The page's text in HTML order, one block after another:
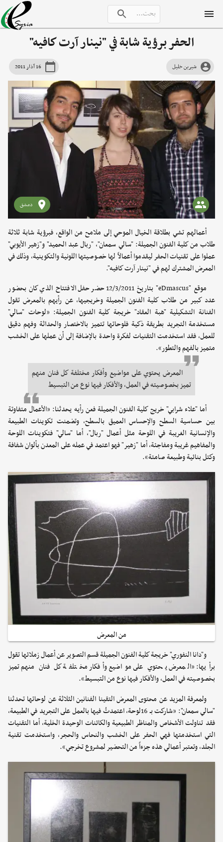
الحفر برؤية شابة في "نينار آرت كافيه"
شيرين خليل 16 آذار 2011
دمشق
أعمالهم تشي بطلاقة الخيال الموحي إلى ملامح من الواقع، فبرؤية شابة ثلاثة
طلاب من كلية الفنون الجميلة: "سالي سمعان"، "ربال عبد الحميد" و"زهير الأيوبي"
عملوا على تقنيات الحفر ليقدموا أعمالاً لها خصوصيتها اللونية والتكوينية، وذلك في
المعرض المشترك لهم في "نينار آرت كافيه".
موقع "eDmascus" بتاريخ 12/3/2011 حضر حفل الافتتاح الذي كان بحضور
عدد كبير من طلاب كلية الفنون الجميلة وخريجيها، عن رأيهم بالمعرض تقول
الفنانة التشكيلية "هبة العقاد" خريجة كلية الفنون الجميلة: «لوحات "سالي"
مستخدمة التجريد بطريقة ذكية فلوحاتها تتميز بالاختصار والحداثة وفهم دقيق
للعمل، فقد استخدمت التقنيات لفكرة واحدة بالإضافة إلى أن عملها على الخشب
متميز بالفهم والتطور».
المعرض يحتوي على مواضيع وأفكار مختلفة كل فنان منهم
تميز بخصوصيته في العمل، والأفكار فيها نوع من التبسيط
أما "علاء شرابي" خريج كلية الفنون الجميلة فعن رأيه يحدثنا: «الأعمال متفاوتة
بين حساسية السطح والإحساس العميق بالسطح، وتضمنت تكوينات الطبيعة
والإنسانية الغريبة في اللوحة مثل أعمال "ربال"، أما "سالي" فتكوينات اللوحة
والمفاهيم غريبة ومفاجئة، أما "زهير" فهو اعتمد في عمله على المعدن بألوان شفافة
وكتل بنائية وطبيعة صامتة».
من المعرض
و"دانا النفوري" خريجة كلية الفنون الجميلة قسم التصوير عن أعمال زملائها تقول
برأيها: «المعرض يحتوي على مواضيع وأفكار مختلفة كل فنان منهم تميز
بخصوصيته في العمل، والأفكار فيها نوع من التبسيط».
ولمعرفة المزيد عن محتوى المعرض التقينا الفنانين الثلاثة عن لوحاتها تحدثنا
"سالي سمعان": «شاركت بـ 16لوحة، اعتمدتُ فيها بالعمل على التجريد في الطبيعة،
فقد تناولت الأشخاص والمناظر الطبيعية والكائنات الوحيدة الخلية، أما التقنيات
التي استخدمتها فهي الحفر على الخشب والنحاس والحجر، واستخدمت تقنية
الجلد، وتعتبر أعمالي هذه جزءاً من التحضير لمشروع تخرجي».